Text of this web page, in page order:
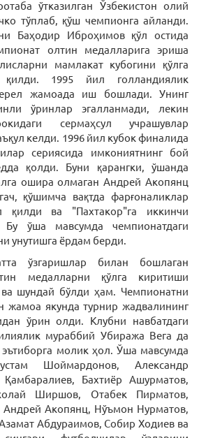
ўтказилган Ўзбекистон олий
тўплаб, қўш чемпионга айланди.
Баҳодир Иброҳимов қўл остида
олтин медалларига эриша
мамлакат кубогини қўлга
қилди. 1995 йил голландиялик
жамоада иш бошлади. Унинг
ўринлар эгалланмади, лекин
сермаҳсул учрашувлар
келди. 1996 йил кубок финалида
сериясида имкониятнинг бой
қолди. Буни қарангки, ўшанда
ошира олмаган Андрей Акопянц
қўшимча вақтда фарғоналиклар
қилди ва "Пахтакор"га иккинчи
Бу ўша мавсумда чемпионатдаги
унутишга ёрдам берди.
ўзгаришлар билан бошлаган
медалларни қўлга киритиши
шундай бўлди ҳам. Чемпионатни
жамоа якунда турнир жадвалининг
ўрин олди. Клубни навбатдаги
мураббий Убиража Вега да
молик ҳол. Ўша мавсумда
Шоймардонов, Александр
Қамбаралиев, Бахтиёр Ашурматов,
Ширшов, Отабек Пирматов,
Акопянц, Нўъмон Нурматов,
Абдураимов, Собир Ходиев ва